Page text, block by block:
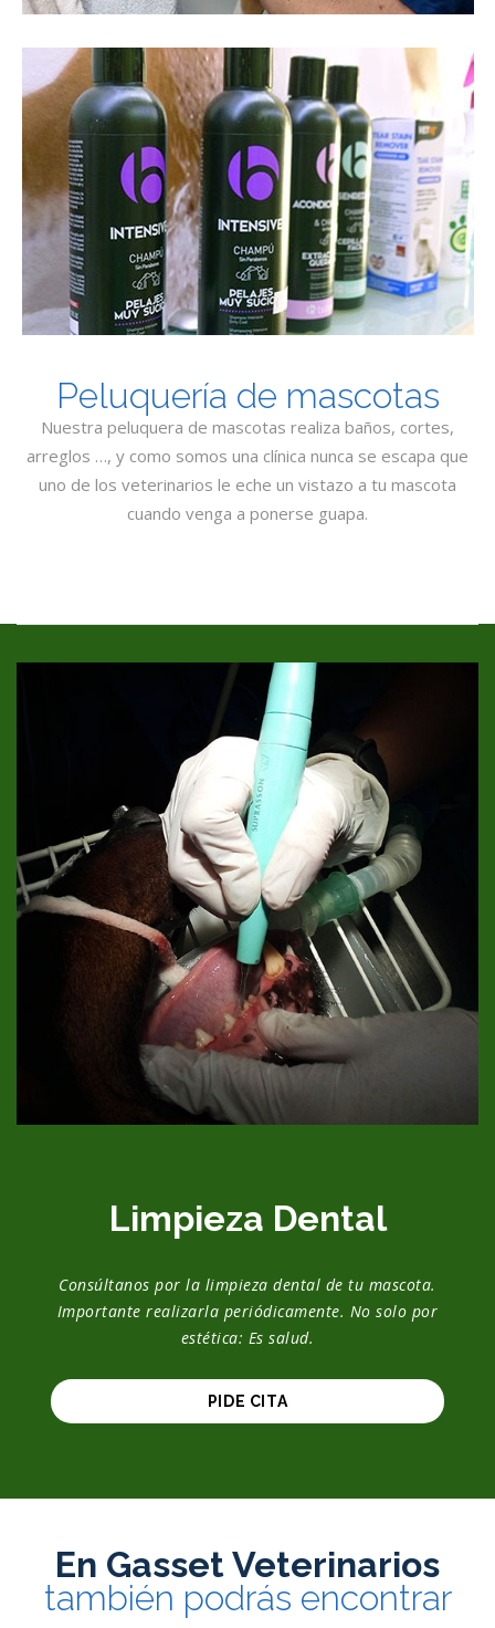
Peluquería de mascotas
Nuestra peluquera de mascotas realiza baños, cortes,
arreglos …, y como somos una clínica nunca se escapa que
uno de los veterinarios le eche un vistazo a tu mascota
cuando venga a ponerse guapa.
Limpieza Dental
Consúltanos por la limpieza dental de tu mascota.
Importante realizarla periódicamente. No solo por
estética: Es salud.
PIDE CITA
En Gasset Veterinarios
también podrás encontrar